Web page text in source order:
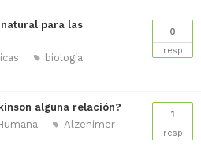
0
resp
para las
biología
1
resp
alguna relación?
Alzehimer